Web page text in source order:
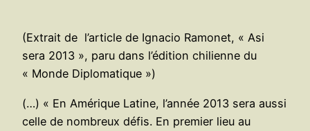
(Extrait de l’article de Ignacio Ramonet, « Asi
sera 2013 », paru dans l’édition chilienne du
« Monde Diplomatique »)
(…) « En Amérique Latine, l’année 2013 sera aussi
celle de nombreux défis. En premier lieu au